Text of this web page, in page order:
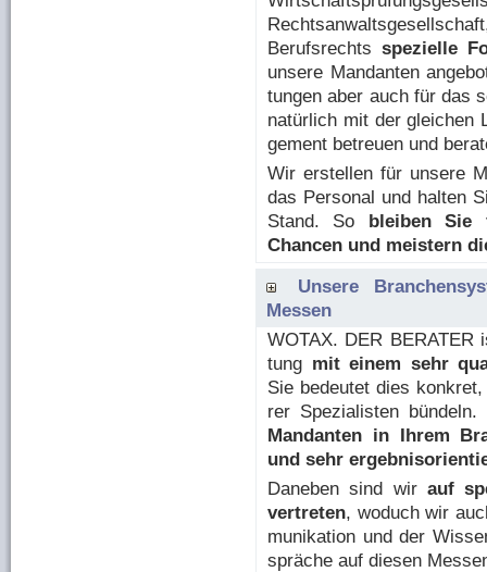
Berufsrechts spe­zi­el­le
un­se­re Man­dan­ten
tun­gen aber auch für das
na­tür­lich mit der glei­chen
ge­ment be­treu­en und
Wir er­stel­len für unsere
das Per­so­nal und halten
Stand. So bleiben Sie
Chancen und meistern
Unsere
Messen
WOTAX. DER
tung mit einem sehr
Sie bedeutet dies
rer Spe­zia­lis­ten
Mandanten in Ihrem
und sehr
Da­ne­ben sind wir auf
ver­tre­ten, woduch wir
mu­ni­ka­ti­on und der
sprä­che auf die­sen